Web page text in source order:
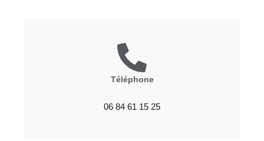
Téléphone
06 84 61 15 25